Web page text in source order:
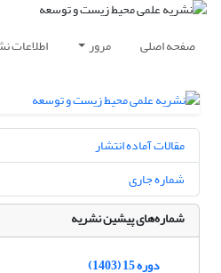
صفحه اصلی مرور اطلاعات
مقالات آماده انتشار
شماره جاری
شماره‌های پیشین نشریه
دوره 15 (1403)